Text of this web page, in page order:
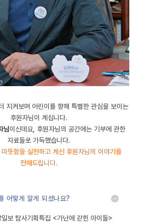
지켜보며 어린이를 향해 특별한 관심을 보이는
후원자님이 계십니다.
님이신데요, 후원자님의 공간에는 기부에 관한
자료들로 가득했습니다.
뜻함을 실천하고 계신 후원자님의 이야기를
전해드립니다.
어떻게 알게 되셨나요?
보 탐사기획특집 <가난에 갇힌 아이들>